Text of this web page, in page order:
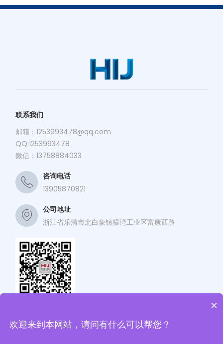
联系我们
邮箱：1253993478@qq.com
QQ:1253993478
微信：13758884033
咨询电话
13905870821
公司地址
浙江省乐清市北白象镇樟湾工业区富康西路
×
欢迎来到本网站，请问有什么可以帮您？